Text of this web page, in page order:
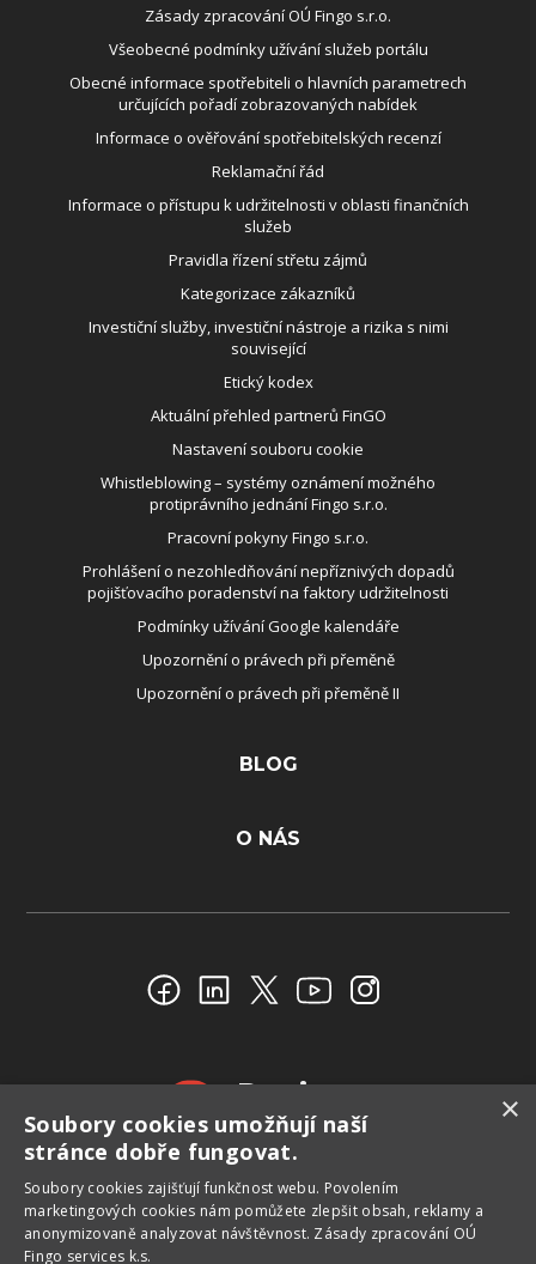
Zásady zpracování OÚ Fingo s.r.o.
Všeobecné podmínky užívání služeb portálu
Obecné informace spotřebiteli o hlavních parametrech
určujících pořadí zobrazovaných nabídek
Informace o ověřování spotřebitelských recenzí
Reklamační řád
Informace o přístupu k udržitelnosti v oblasti finančních
služeb
Pravidla řízení střetu zájmů
Kategorizace zákazníků
Investiční služby, investiční nástroje a rizika s nimi
související
Etický kodex
Aktuální přehled partnerů FinGO
Nastavení souboru cookie
Whistleblowing – systémy oznámení možného
protiprávního jednání Fingo s.r.o.
Pracovní pokyny Fingo s.r.o.
Prohlášení o nezohledňování nepříznivých dopadů
pojišťovacího poradenství na faktory udržitelnosti
Podmínky užívání Google kalendáře
Upozornění o právech při přeměně
Upozornění o právech při přeměně II
BLOG
O NÁS
Reviews
4.4 ×
Soubory cookies umožňují naší
stránce dobře fungovat.
Soubory сookies zajišťují funkčnost webu. Povolením
marketingových cookies nám pomůžete zlepšit obsah, reklamy a
anonymizovaně analyzovat návštěvnost. Zásady zpracování OÚ
Fingo services k.s.